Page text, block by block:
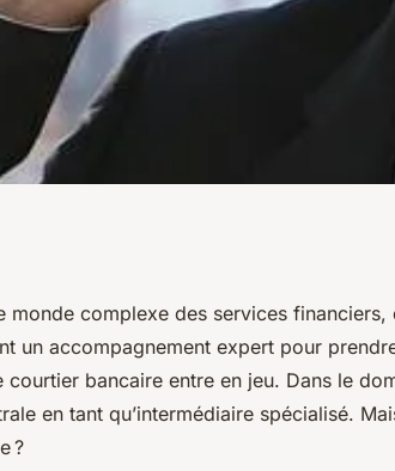
et
monde complexe des services
un accompagnement expert pour
courtier bancaire entre en jeu. Dans le
en tant qu’intermédiaire spécialisé.
?